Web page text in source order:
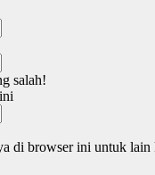
salah!
di browser ini untuk lain